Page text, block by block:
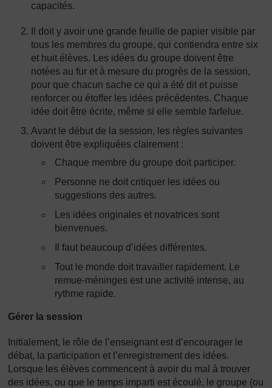
capacités.
Il doit y avoir une grande feuille de papier visible par
tous les membres du groupe, qui contiendra entre six
et huit élèves. Les idées du groupe doivent être
notées au fur et à mesure du progrès de la session,
pour que chacun sache ce qui a été dit et puisse
renforcer ou étoffer les idées précédentes. Chaque
idée doit être écrite, même si elle semble farfelue.
Avant le début de la session, les règles suivantes
doivent être expliquées clairement :
Chaque membre du groupe doit participer.
Personne ne doit critiquer les idées ou
suggestions des autres.
Les idées originales et novatrices sont
bienvenues.
Il faut beaucoup d’idées différentes.
Tout le monde doit travailler rapidement. Le
remue-méninges est une activité intense, au
rythme rapide.
Gérer la session
Initialement, le rôle de l’enseignant est d’encourager le
débat, la participation et l’enregistrement des idées.
Lorsque les élèves commencent à avoir du mal à trouver
des idées, ou que le temps imparti est écoulé, le groupe (ou